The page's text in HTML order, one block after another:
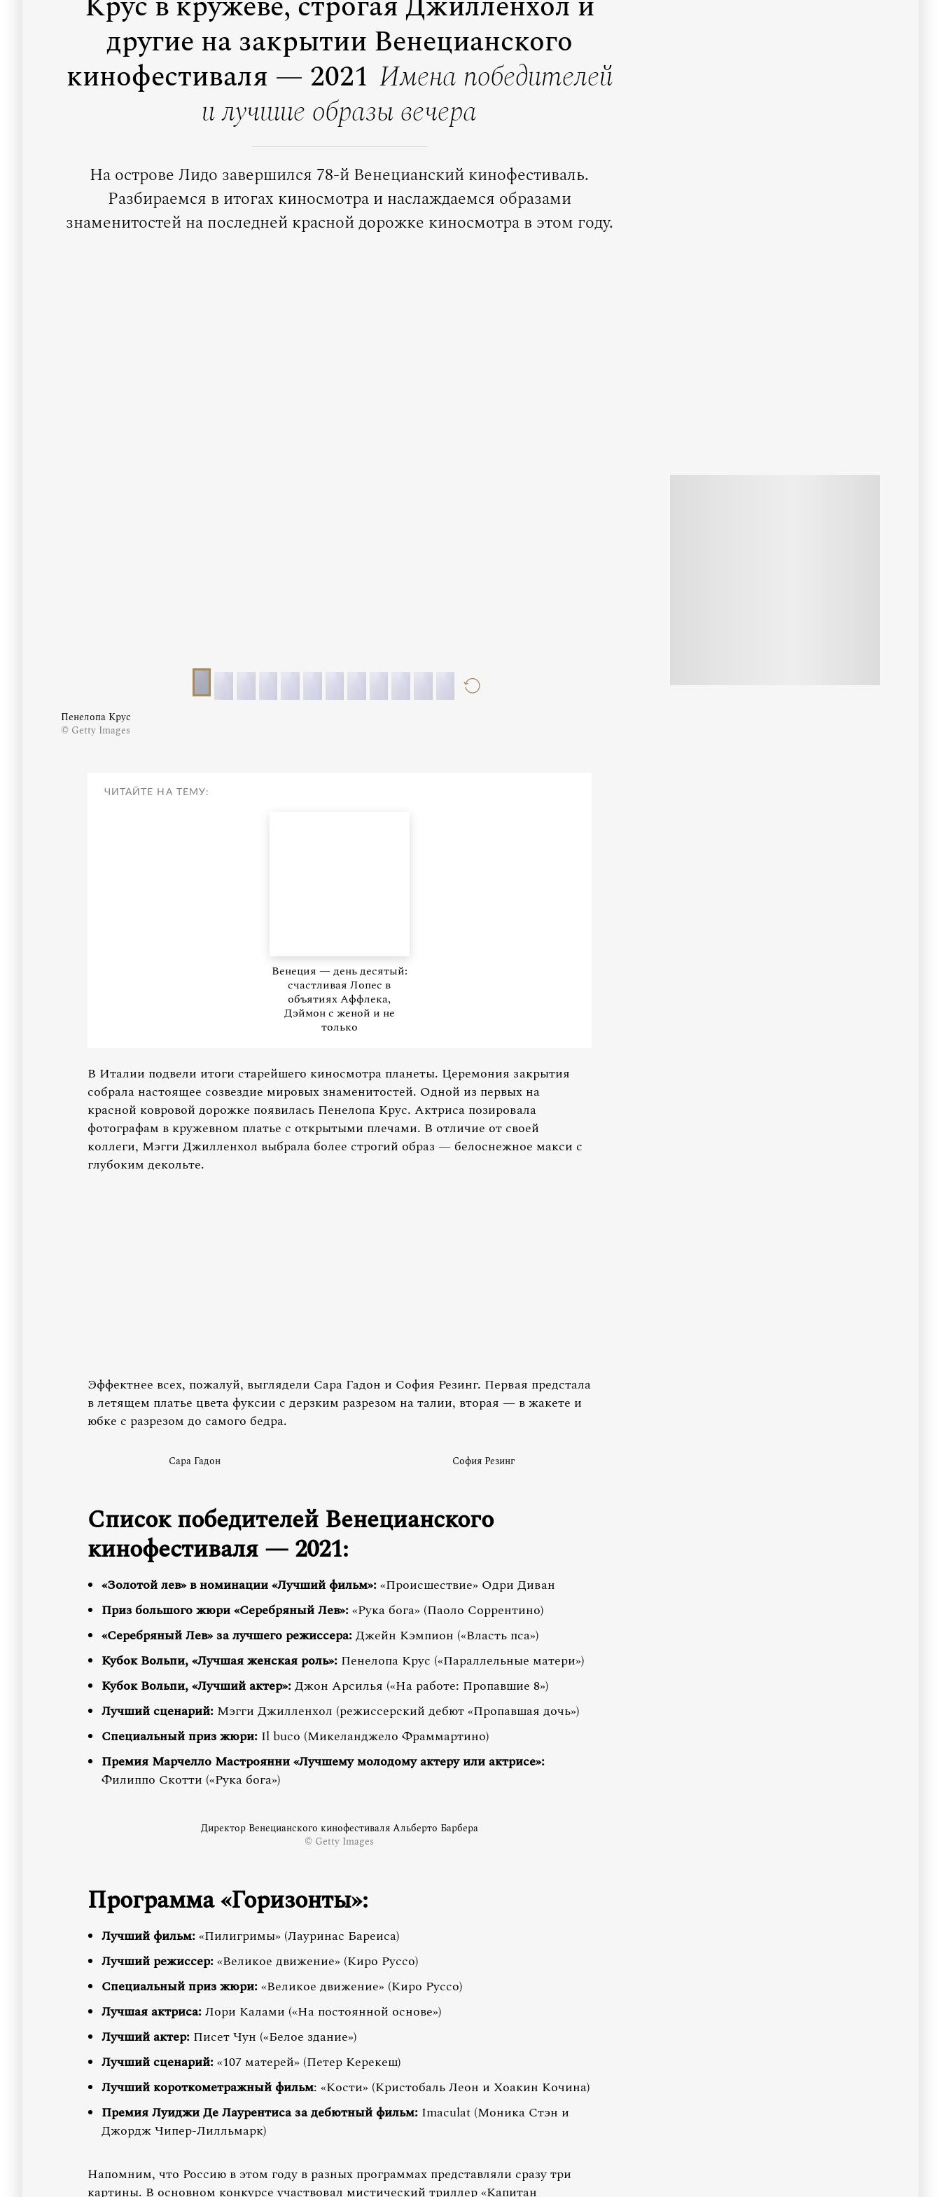
другие на закрытии Венецианского
кинофестиваля — 2021 Имена победителей
и лучшие образы вечера
На острове Лидо завершился 78-й Венецианский кинофестиваль.
Разбираемся в итогах киносмотра и наслаждаемся образами
знаменитостей на последней красной дорожке киносмотра в этом году.
Пенелопа Крус
© Getty Images
ЧИТАЙТЕ НА ТЕМУ:
Венеция — день десятый:
счастливая Лопес в
объятиях Аффлека,
Дэймон с женой и не
только
В Италии подвели итоги старейшего киносмотра планеты. Церемония закрытия
собрала настоящее созвездие мировых знаменитостей. Одной из первых на
красной ковровой дорожке появилась Пенелопа Крус. Актриса позировала
фотографам в кружевном платье с открытыми плечами. В отличие от своей
коллеги, Мэгги Джилленхол выбрала более строгий образ — белоснежное макси с
глубоким декольте.
Эффектнее всех, пожалуй, выглядели Сара Гадон и София Резинг. Первая предстала
в летящем платье цвета фуксии с дерзким разрезом на талии, вторая — в жакете и
юбке с разрезом до самого бедра.
Сара Гадон София Резинг
Список победителей Венецианского
кинофестиваля — 2021:
«Золотой лев» в номинации «Лучший фильм»:«Происшествие» Одри Диван
Приз большого жюри «Серебряный Лев»:«Рука бога» (Паоло Соррентино)
«Серебряный Лев» за лучшего режиссера:Джейн Кэмпион («Власть пса»)
Кубок Вольпи, «Лучшая женская роль»:Пенелопа Крус («Параллельные матери»)
Кубок Вольпи, «Лучший актер»:Джон Арсилья («На работе: Пропавшие 8»)
Лучший сценарий:Мэгги Джилленхол (режиссерский дебют «Пропавшая дочь»)
Специальный приз жюри:Il buco (Микеланджело Фраммартино)
Премия Марчелло Мастроянни «Лучшему молодому актеру или актрисе»:
Филиппо Скотти («Рука бога»)
Директор Венецианского кинофестиваля Альберто Барбера
© Getty Images
Программа «Горизонты»:
Лучший фильм:«Пилигримы» (Лауринас Бареиса)
Лучший режиссер:«Великое движение» (Киро Руссо)
Специальный приз жюри:«Великое движение» (Киро Руссо)
Лучшая актриса:Лори Калами («На постоянной основе»)
Лучший актер:Писет Чун («Белое здание»)
Лучший сценарий:«107 матерей» (Петер Керекеш)
Лучший короткометражный фильм: «Кости» (Кристобаль Леон и Хоакин Кочина)
Премия Луиджи Де Лаурентиса за дебютный фильм:Imaculat (Моника Стэн и
Джордж Чипер-Лилльмарк)
Напомним, что Россию в этом году в разных программах представляли сразу три
картины. В основном конкурсе участвовал мистический триллер «Капитан